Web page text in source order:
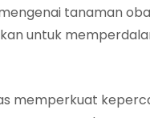
tanaman
untuk
memperkuat